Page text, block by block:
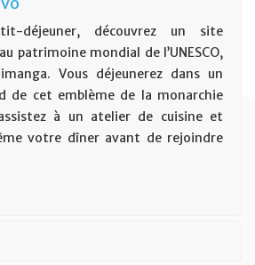
déjeuner, découvrez un site
patrimoine mondial de l’UNESCO,
Vous déjeunerez dans un
de cet emblème de la monarchie
à un atelier de cuisine et
votre dîner avant de rejoindre